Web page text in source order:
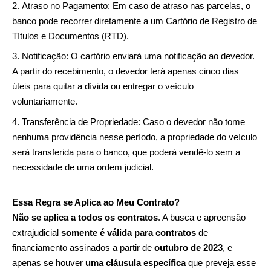
Atraso no Pagamento: Em caso de atraso nas parcelas, o
banco pode recorrer diretamente a um Cartório de Registro de
Títulos e Documentos (RTD).
Notificação: O cartório enviará uma notificação ao devedor.
A partir do recebimento, o devedor terá apenas cinco dias
úteis para quitar a dívida ou entregar o veículo
voluntariamente.
Transferência de Propriedade: Caso o devedor não tome
nenhuma providência nesse período, a propriedade do veículo
será transferida para o banco, que poderá vendê-lo sem a
necessidade de uma ordem judicial.
Essa Regra se Aplica ao Meu Contrato?
Não se aplica a todos os contratos. A busca e apreensão
extrajudicial somente é válida para contratos de
financiamento assinados a partir de outubro de 2023, e
apenas se houver uma cláusula específicaque preveja esse